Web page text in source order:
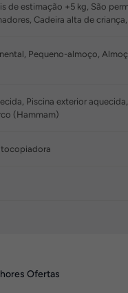
de estimação +5 kg, São
Cadeira alta de
Pequeno-almoço,
Piscina exterior
(Hammam)
Ofertas